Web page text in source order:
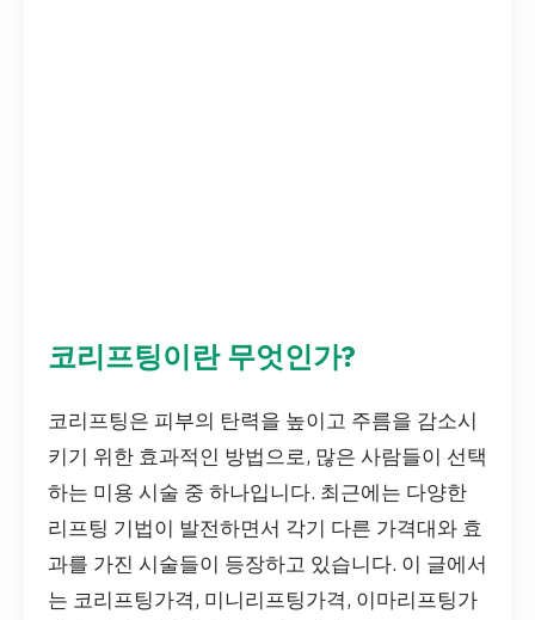
코리프팅이란 무엇인가?
코리프팅은 피부의 탄력을 높이고 주름을 감소시
키기 위한 효과적인 방법으로, 많은 사람들이 선택
하는 미용 시술 중 하나입니다. 최근에는 다양한
리프팅 기법이 발전하면서 각기 다른 가격대와 효
과를 가진 시술들이 등장하고 있습니다. 이 글에서
는 코리프팅가격, 미니리프팅가격, 이마리프팅가